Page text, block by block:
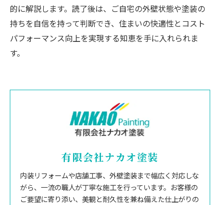
的に解説します。読了後は、ご自宅の外壁状態や塗装の
持ちを自信を持って判断でき、住まいの快適性とコスト
パフォーマンス向上を実現する知恵を手に入れられま
す。
有限会社ナカオ塗装
内装リフォームや店舗工事、外壁塗装まで幅広く対応しな
がら、一流の職人が丁寧な施工を行っています。お客様の
ご要望に寄り添い、美観と耐久性を兼ね備えた仕上がりの